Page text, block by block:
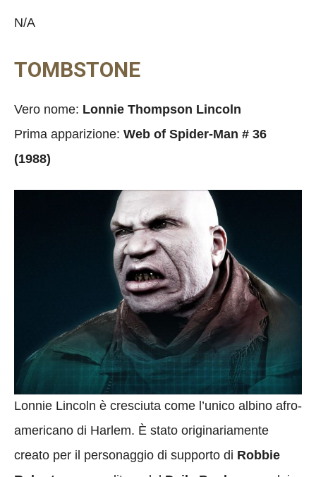
N/A
TOMBSTONE
Vero nome: Lonnie Thompson Lincoln
Prima apparizione: Web of Spider-Man # 36
(1988)
Lonnie Lincoln è cresciuta come l’unico albino afro-
americano di Harlem. È stato originariamente
creato per il personaggio di supporto di Robbie